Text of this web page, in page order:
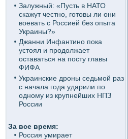
Залужный: «Пусть в НАТО
скажут честно, готовы ли они
воевать с Россией без опыта
Украины?»
Джанни Инфантино пока
устоял и продолжает
оставаться на посту главы
ФИФА
Украинские дроны седьмой раз
с начала года ударили по
одному из крупнейших НПЗ
России
За все время:
Россия умирает